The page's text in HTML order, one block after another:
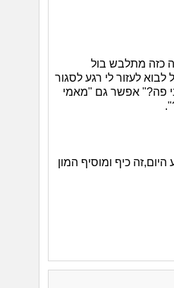
כזה מתלבש בול
לעזור לי רגע לסגור
פה?" אפשר גם "מאמי
כיף ומוסיף המון